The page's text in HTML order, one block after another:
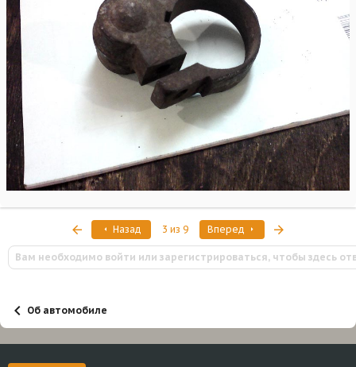
ПервыйНазад 3 из 9 Вперед
Вам необходимо войти или зарегистрироваться, чтобы здесь
Об автомобиле